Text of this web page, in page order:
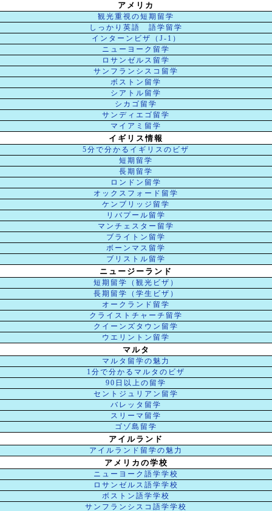
アメリカ
観光重視の短期留学
しっかり英語 語学留学
インターンビザ（J-1）
ニューヨーク留学
ロサンゼルス留学
サンフランシスコ留学
ボストン留学
シアトル留学
シカゴ留学
サンディエゴ留学
マイアミ留学
イギリス情報
5分で分かるイギリスのビザ
短期留学
長期留学
ロンドン留学
オックスフォード留学
ケンブリッジ留学
リバプール留学
マンチェスター留学
ブライトン留学
ボーンマス留学
ブリストル留学
ニュージーランド
短期留学（観光ビザ）
長期留学（学生ビザ）
オークランド留学
クライストチャーチ留学
クイーンズタウン留学
ウエリントン留学
マルタ
マルタ留学の魅力
1分で分かるマルタのビザ
90日以上の留学
セントジュリアン留学
バレッタ留学
スリーマ留学
ゴゾ島留学
アイルランド
アイルランド留学の魅力
アメリカの学校
ニューヨーク語学学校
ロサンゼルス語学学校
ボストン語学学校
サンフランシスコ語学学校